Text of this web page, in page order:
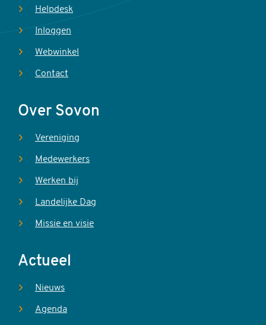
Helpdesk
Inloggen
Webwinkel
Contact
Over Sovon
Vereniging
Medewerkers
Werken bij
Landelijke Dag
Missie en visie
Actueel
Nieuws
Agenda